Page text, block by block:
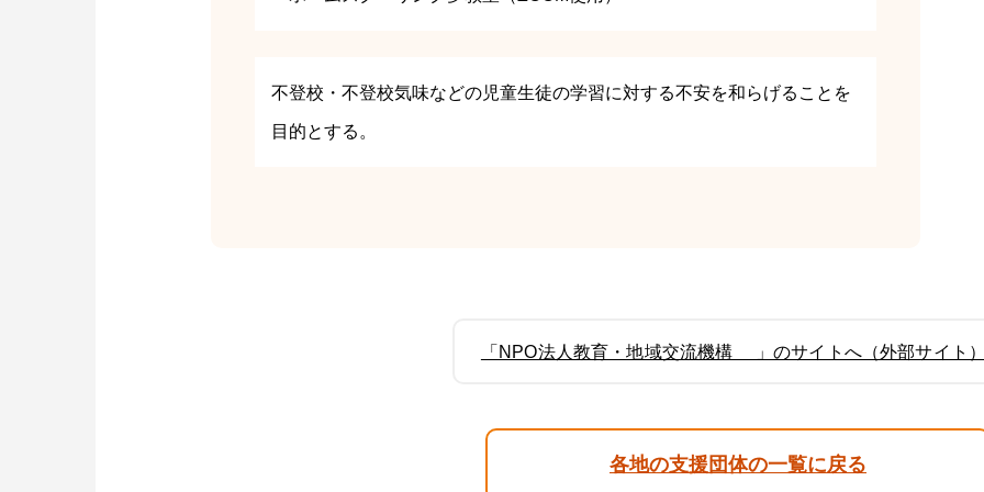
不登校・不登校気味などの児童生徒の学習に対する不安を和らげることを
目的とする。
「NPO法人教育・地域交流機構 」のサイトへ（外部サイト
各地の支援団体の一覧に戻る